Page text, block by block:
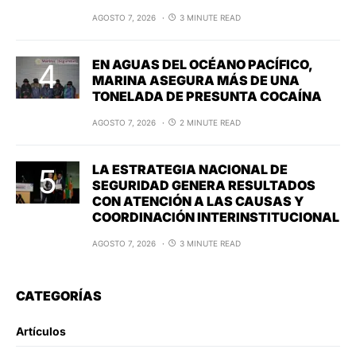
AGOSTO 7, 2026 3 MINUTE READ
EN AGUAS DEL OCÉANO PACÍFICO,
MARINA ASEGURA MÁS DE UNA
TONELADA DE PRESUNTA COCAÍNA
AGOSTO 7, 2026 2 MINUTE READ
LA ESTRATEGIA NACIONAL DE
SEGURIDAD GENERA RESULTADOS
CON ATENCIÓN A LAS CAUSAS Y
COORDINACIÓN INTERINSTITUCIONAL
AGOSTO 7, 2026 3 MINUTE READ
CATEGORÍAS
Artículos